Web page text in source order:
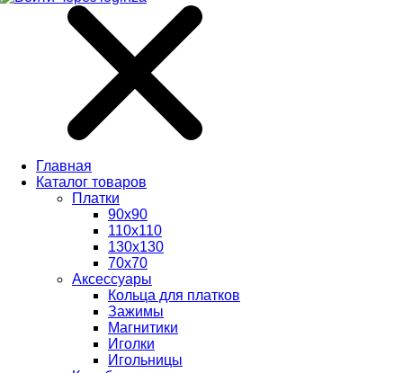
Главная
Каталог товаров
Платки
90x90
110x110
130x130
70х70
Аксессуары
Кольца для платков
Зажимы
Магнитики
Иголки
Игольницы